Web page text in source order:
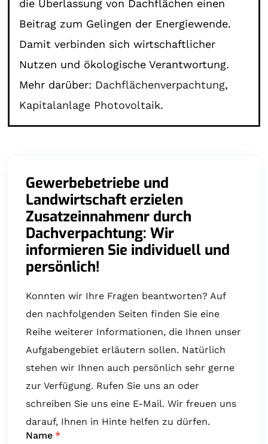
die Überlassung von Dachflächen einen
Beitrag zum Gelingen der Energiewende.
Damit verbinden sich wirtschaftlicher
Nutzen und ökologische Verantwortung.
Mehr darüber: Dachflächenverpachtung,
Kapitalanlage Photovoltaik.
Gewerbebetriebe und
Landwirtschaft erzielen
Zusatzeinnahmenr durch
Dachverpachtung: Wir
informieren Sie individuell und
persönlich!
Konnten wir Ihre Fragen beantworten? Auf
den nachfolgenden Seiten finden Sie eine
Reihe weiterer Informationen, die Ihnen unser
Aufgabengebiet erläutern sollen. Natürlich
stehen wir Ihnen auch persönlich sehr gerne
zur Verfügung. Rufen Sie uns an oder
schreiben Sie uns eine E-Mail. Wir freuen uns
darauf, Ihnen in Hinte helfen zu dürfen.
Name *